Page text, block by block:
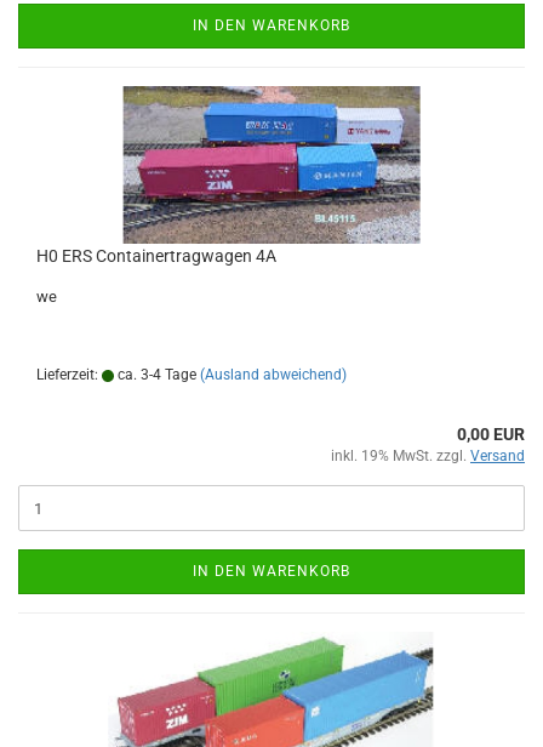
IN DEN WARENKORB
H0 ERS Containertragwagen 4A
we
Lieferzeit: ca. 3-4 Tage (Ausland abweichend)
0,00 EUR
inkl. 19% MwSt. zzgl. Versand
IN DEN WARENKORB